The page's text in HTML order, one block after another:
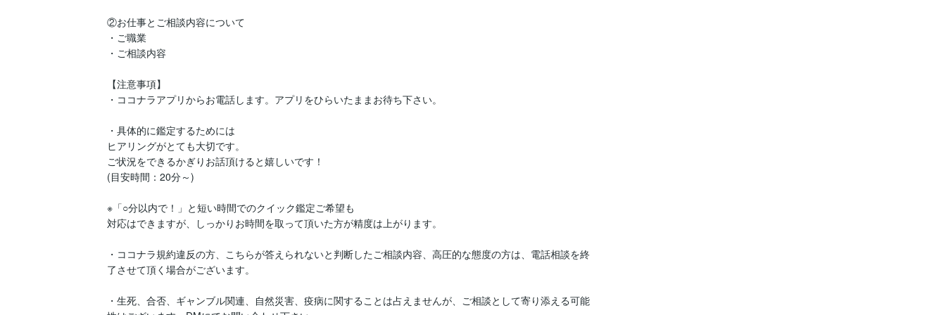
②お仕事とご相談内容について
・ご職業
・ご相談内容
【注意事項】
・ココナラアプリからお電話します。アプリをひらいたままお待ち下さい。
・具体的に鑑定するためには
ヒアリングがとても大切です。
ご状況をできるかぎりお話頂けると嬉しいです！
(目安時間：20分～)
※「○分以内で！」と短い時間でのクイック鑑定ご希望も
対応はできますが、しっかりお時間を取って頂いた方が精度は上がります。
・ココナラ規約違反の方、こちらが答えられないと判断したご相談内容、高圧的な態度の方は、電話相談を終
了させて頂く場合がございます。
・生死、合否、ギャンブル関連、自然災害、疫病に関することは占えませんが、ご相談として寄り添える可能